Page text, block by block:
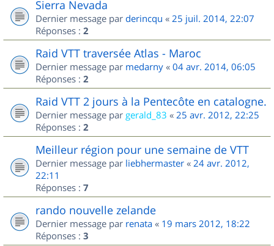
Sierra Nevada
Dernier message par derincqu « 25 juil. 2014, 22:07
Réponses : 2
Raid VTT traversée Atlas - Maroc
Dernier message par medarny « 04 avr. 2014, 06:05
Réponses : 2
Raid VTT 2 jours à la Pentecôte en catalogne.
Dernier message par gerald_83 « 25 avr. 2012, 22:25
Réponses : 2
Meilleur région pour une semaine de VTT
Dernier message par liebhermaster « 24 avr. 2012,
22:11
Réponses : 7
rando nouvelle zelande
Dernier message par renata « 19 mars 2012, 18:22
Réponses : 3